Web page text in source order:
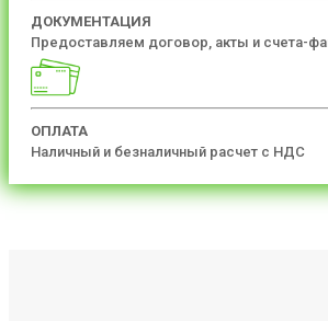
ДОКУМЕНТАЦИЯ
Предоставляем договор, акты и счета-
ОПЛАТА
Наличный и безналичный расчет с НДС